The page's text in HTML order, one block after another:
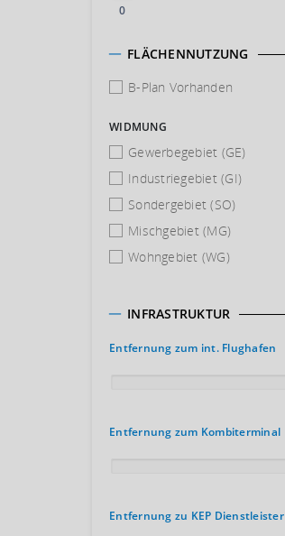
0
FLÄCHENNUTZUNG
B-Plan Vorhanden
WIDMUNG
Gewerbegebiet (GE)
Industriegebiet (GI)
Sondergebiet (SO)
Mischgebiet (MG)
Wohngebiet (WG)
INFRASTRUKTUR
Entfernung zum int. Flughafen
Entfernung zum Kombiterminal
Entfernung zu KEP Dienstleister